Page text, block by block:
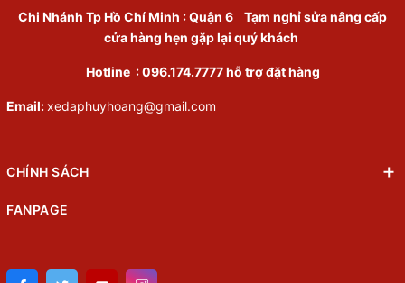
Chi Nhánh Tp Hồ Chí Minh :Quận 6 Tạm nghỉ sửa nâng cấp
cửa hàng hẹn gặp lại quý khách
Hotline : 096.174.7777 hỗ trợ đặt hàng
Email:xedaphuyhoang@gmail.com
CHÍNH SÁCH
FANPAGE